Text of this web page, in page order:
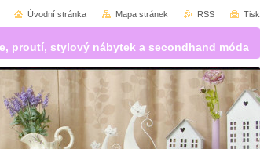
proutí, stylový nábytek a secondhand móda
Úvodní stránka Mapa stránek RSS Tisk